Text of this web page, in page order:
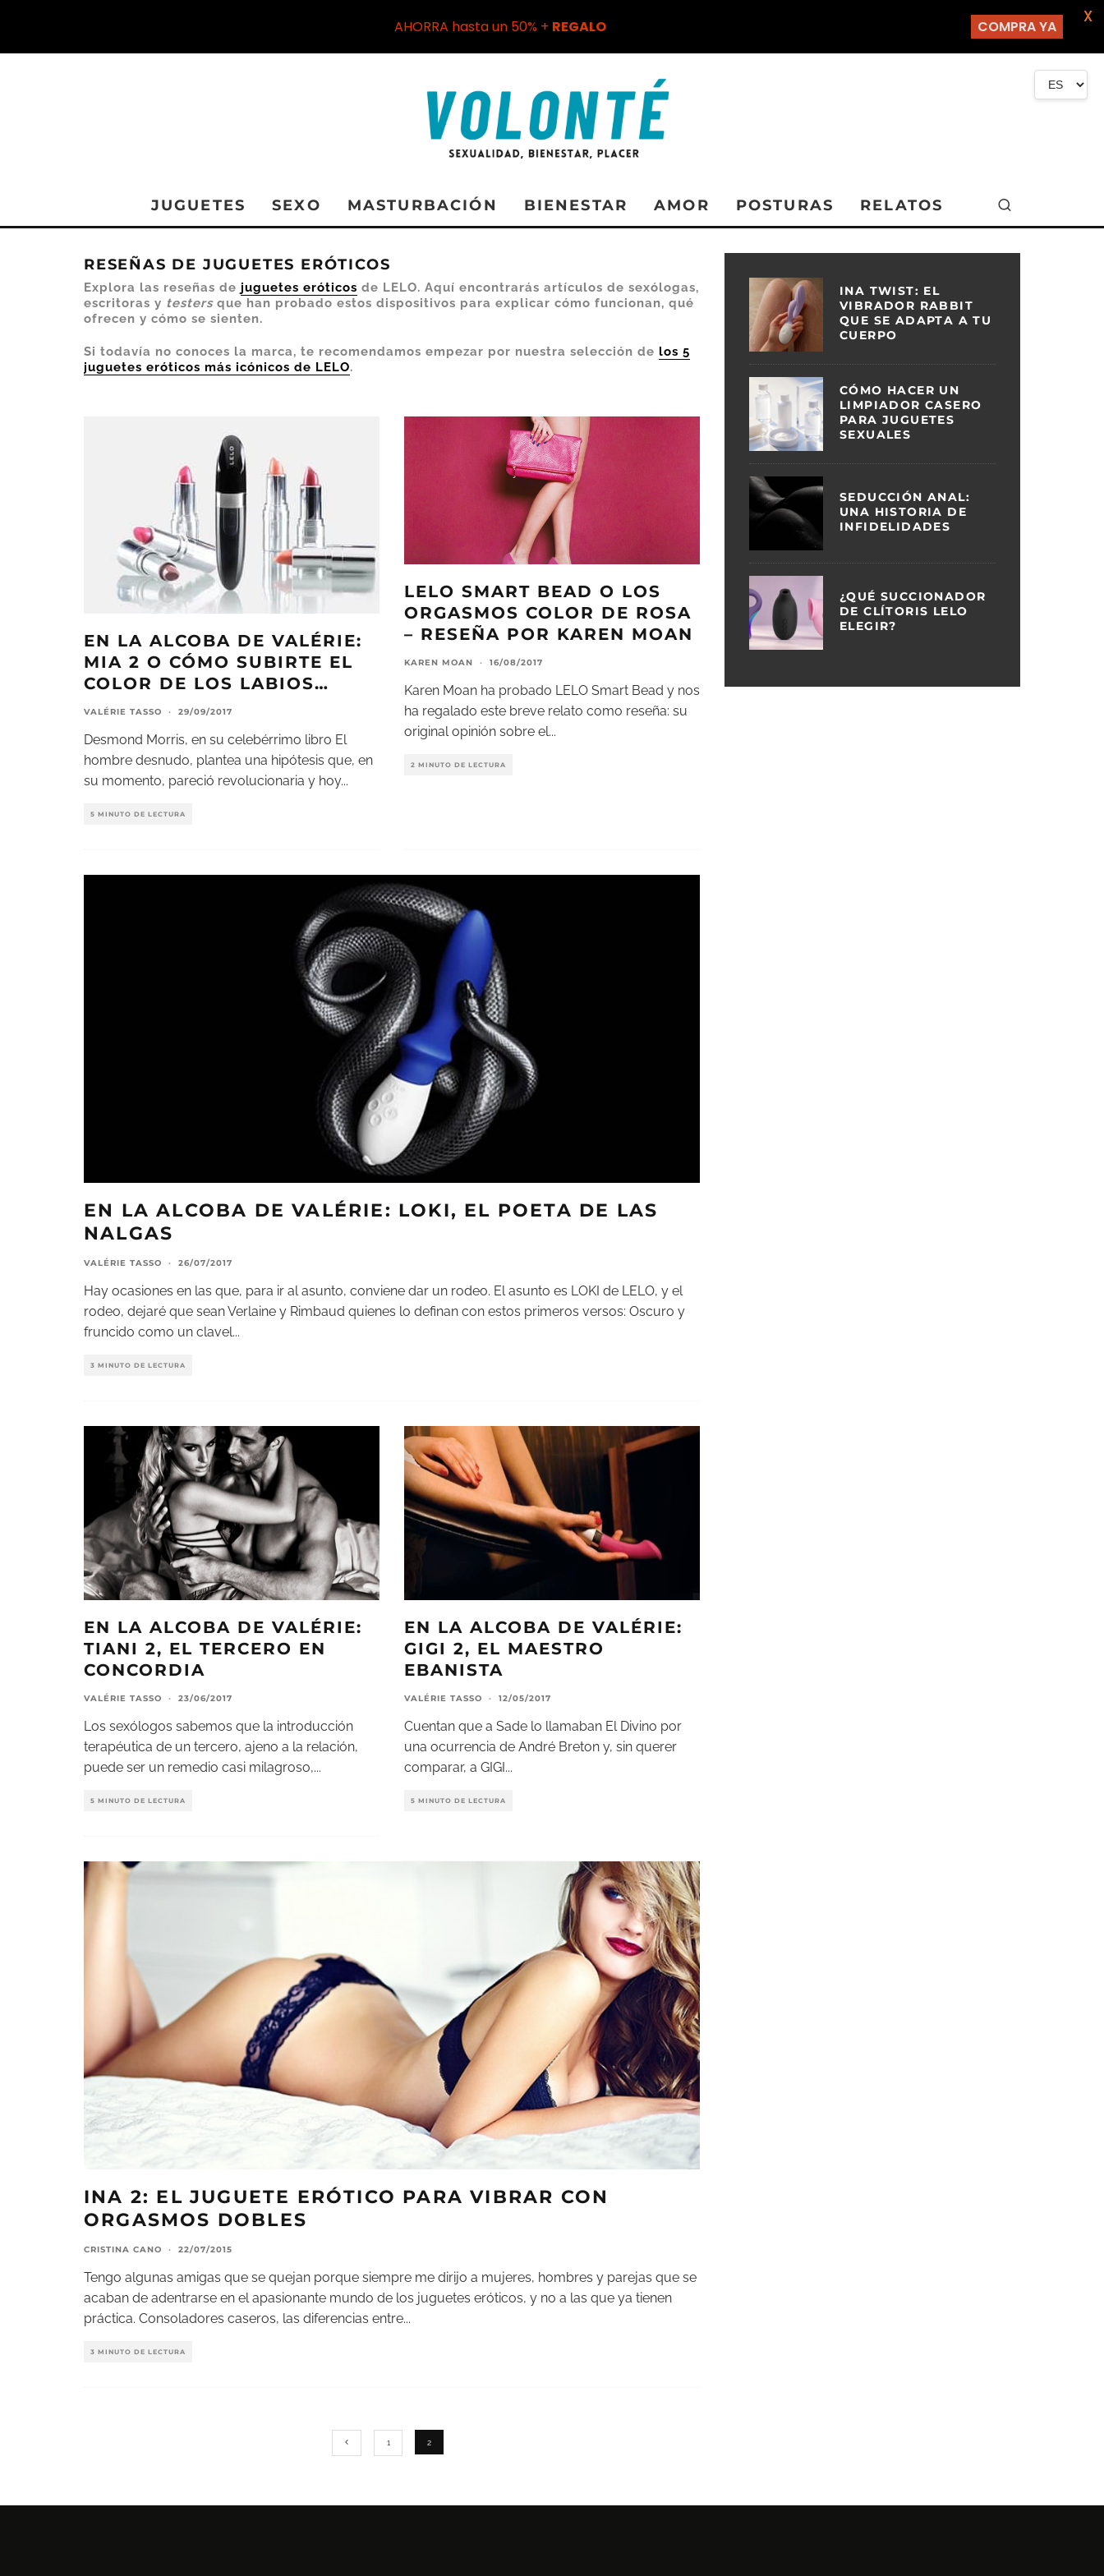
JUGUETES SEXO MASTURBACIÓN BIENESTAR AMOR POSTURAS RELATOS
RESEÑAS DE JUGUETES ERÓTICOS
Explora las reseñas de juguetes eróticos de LELO. Aquí encontrarás artículos de sexólogas,
escritoras y testersque han probado estos dispositivos para explicar cómo funcionan, qué
ofrecen y cómo se sienten.
Si todavía no conoces la marca, te recomendamos empezar por nuestra selección de los 5
juguetes eróticos más icónicos de LELO.
EN LA ALCOBA DE VALÉRIE:
MIA 2 O CÓMO SUBIRTE EL
COLOR DE LOS LABIOS…
VALÉRIE TASSO · 29/09/2017
Desmond Morris, en su celebérrimo libro El
hombre desnudo, plantea una hipótesis que, en
su momento, pareció revolucionaria y hoy...
5 MINUTO DE LECTURA
LELO SMART BEAD O LOS
ORGASMOS COLOR DE ROSA
– RESEÑA POR KAREN MOAN
KAREN MOAN · 16/08/2017
Karen Moan ha probado LELO Smart Bead y nos
ha regalado este breve relato como reseña: su
original opinión sobre el...
2 MINUTO DE LECTURA
EN LA ALCOBA DE VALÉRIE: LOKI, EL POETA DE LAS
NALGAS
VALÉRIE TASSO · 26/07/2017
Hay ocasiones en las que, para ir al asunto, conviene dar un rodeo. El asunto es LOKI de LELO, y el
rodeo, dejaré que sean Verlaine y Rimbaud quienes lo definan con estos primeros versos: Oscuro y
fruncido como un clavel...
3 MINUTO DE LECTURA
EN LA ALCOBA DE VALÉRIE:
TIANI 2, EL TERCERO EN
CONCORDIA
VALÉRIE TASSO · 23/06/2017
Los sexólogos sabemos que la introducción
terapéutica de un tercero, ajeno a la relación,
puede ser un remedio casi milagroso,...
5 MINUTO DE LECTURA
EN LA ALCOBA DE VALÉRIE:
GIGI 2, EL MAESTRO
EBANISTA
VALÉRIE TASSO · 12/05/2017
Cuentan que a Sade lo llamaban El Divino por
una ocurrencia de André Breton y, sin querer
comparar, a GIGI ...
5 MINUTO DE LECTURA
INA 2: EL JUGUETE ERÓTICO PARA VIBRAR CON
ORGASMOS DOBLES
CRISTINA CANO · 22/07/2015
Tengo algunas amigas que se quejan porque siempre me dirijo a mujeres, hombres y parejas que se
acaban de adentrarse en el apasionante mundo de los juguetes eróticos, y no a las que ya tienen
práctica. Consoladores caseros, las diferencias entre...
3 MINUTO DE LECTURA
1 2
INA TWIST: EL
VIBRADOR RABBIT
QUE SE ADAPTA A TU
CUERPO
CÓMO HACER UN
LIMPIADOR CASERO
PARA JUGUETES
SEXUALES
SEDUCCIÓN ANAL:
UNA HISTORIA DE
INFIDELIDADES
¿QUÉ SUCCIONADOR
DE CLÍTORIS LELO
ELEGIR?
AHORRA hasta un 50% + REGALO COMPRA YA
X